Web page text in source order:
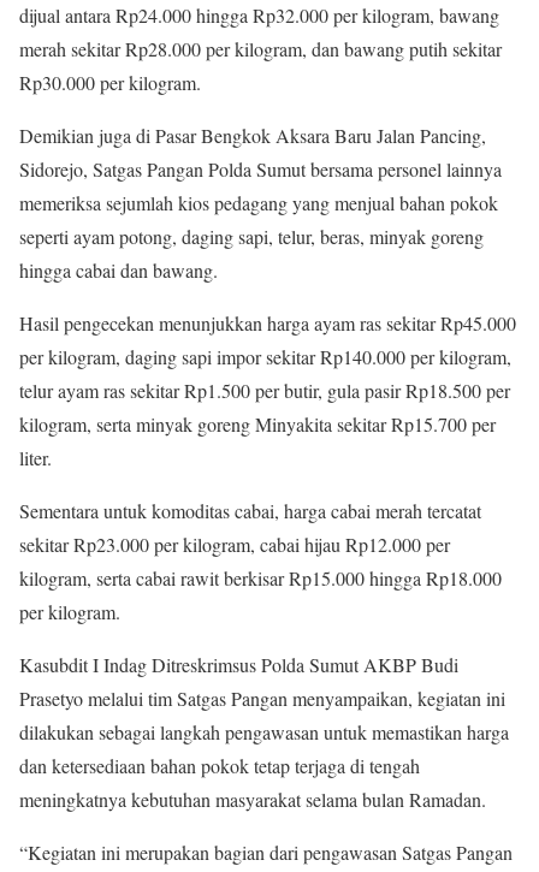
dijual antara Rp24.000 hingga Rp32.000 per kilogram, bawang
merah sekitar Rp28.000 per kilogram, dan bawang putih sekitar
Rp30.000 per kilogram.
Demikian juga di Pasar Bengkok Aksara Baru Jalan Pancing,
Sidorejo, Satgas Pangan Polda Sumut bersama personel lainnya
memeriksa sejumlah kios pedagang yang menjual bahan pokok
seperti ayam potong, daging sapi, telur, beras, minyak goreng
hingga cabai dan bawang.
Hasil pengecekan menunjukkan harga ayam ras sekitar Rp45.000
per kilogram, daging sapi impor sekitar Rp140.000 per kilogram,
telur ayam ras sekitar Rp1.500 per butir, gula pasir Rp18.500 per
kilogram, serta minyak goreng Minyakita sekitar Rp15.700 per
liter.
Sementara untuk komoditas cabai, harga cabai merah tercatat
sekitar Rp23.000 per kilogram, cabai hijau Rp12.000 per
kilogram, serta cabai rawit berkisar Rp15.000 hingga Rp18.000
per kilogram.
Kasubdit I Indag Ditreskrimsus Polda Sumut AKBP Budi
Prasetyo melalui tim Satgas Pangan menyampaikan, kegiatan ini
dilakukan sebagai langkah pengawasan untuk memastikan harga
dan ketersediaan bahan pokok tetap terjaga di tengah
meningkatnya kebutuhan masyarakat selama bulan Ramadan.
“Kegiatan ini merupakan bagian dari pengawasan Satgas Pangan